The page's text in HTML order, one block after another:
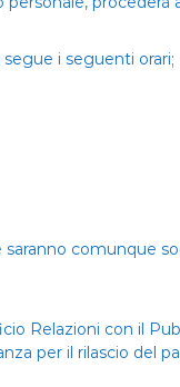
segue i seguenti orari;
saranno
Relazioni con il
per il rilascio del